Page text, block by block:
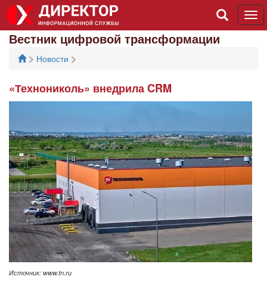
Вестник цифровой трансформации
> Новости >
«Технониколь» внедрила CRM
Источник: www.tn.ru